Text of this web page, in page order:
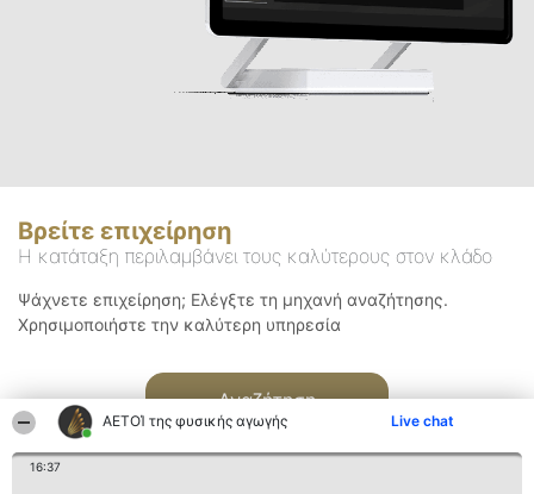
ΑΕΤΟΊ της φυσικής αγωγής Live chat
16:37
Βρείτε επιχείρηση
Η κατάταξη περιλαμβάνει τους καλύτερους στον κλάδο
Ψάχνετε επιχείρηση; Ελέγξτε τη μηχανή αναζήτησης.
Χρησιμοποιήστε την καλύτερη υπηρεσία
Αναζήτηση